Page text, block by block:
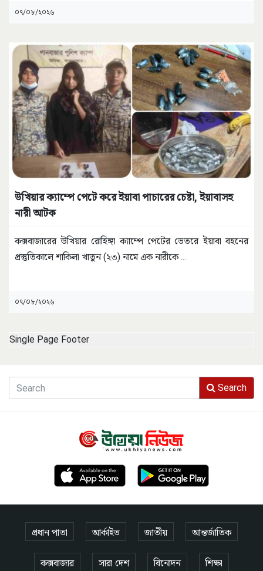
০৭/০৮/২০২৬
উখিয়ার ক্যাম্পে পেটে করে ইয়াবা পাচারের চেষ্টা, ইয়াবাসহ
নারী আটক
কক্সবাজারের উখিয়ার রোহিঙ্গা ক্যাম্পে পেটের ভেতরে ইয়াবা বহনের
প্রস্তুতিকালে শাকিলা খাতুন (২৩) নামে এক নারীকে...
০৭/০৮/২০২৬
Single Page Footer
Search
প্রধান পাতা আর্কাইভ জাতীয় আন্তর্জাতিক
কক্সবাজার সারা দেশ বিনোদন শিক্ষা